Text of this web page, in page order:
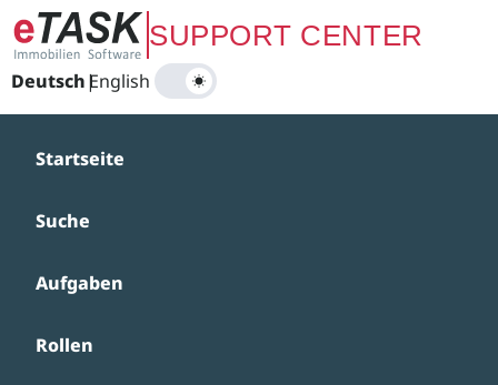
Zum Hauptinhalt springenSUPPORT CENTER
Deutsch|
English
Startseite
Suche
Aufgaben
Rollen